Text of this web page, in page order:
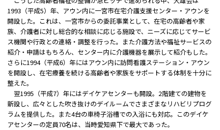
1993（平成5）年、アウン内に一宮市在宅介護支援センター・アウンを
開設した。これは、一宮市からの委託事業として、在宅の高齢者や家
族、介護者に対し総合的な相談に応じる施設で、ニーズに応じてサービ
ス機関や行政との連絡・調整を行った。また介護方法や福祉サービスの
紹介・申請はもちろん、センター内に介護機器を展示して紹介もした。
さらに1994（平成6）年にはアウン内に訪問看護ステーション・アウン
を開設し、在宅療養を続ける高齢者や家族をサポートする体制を十分に
整えた。
翌1995（平成7）年にはデイケアセンターも開設。2階建ての建物を
新設し、広々とした吹き抜けのデイルームでさまざまなリハビリプログ
ラムを提供した。また4台の車椅子浴槽での入浴にも対応。このデイケ
アセンターの定員70名は、当時愛知県下で最大であった。